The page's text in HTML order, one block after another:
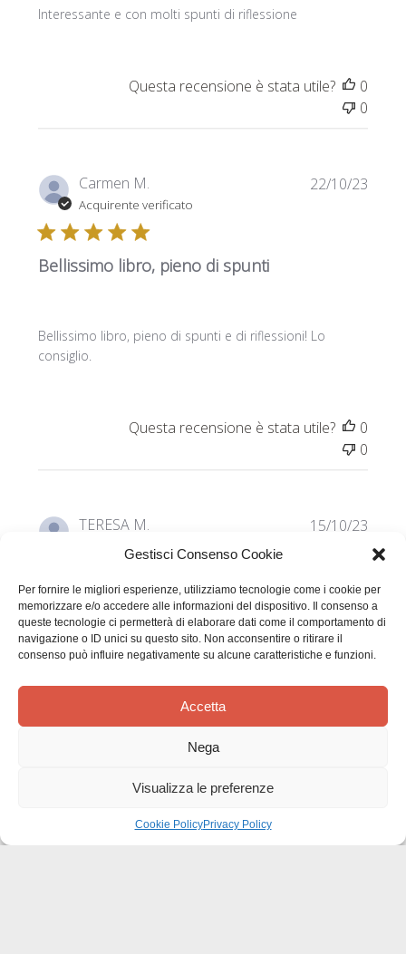
Gestisci Consenso Cookie
Per fornire le migliori esperienze, utilizziamo tecnologie come i cookie per
memorizzare e/o accedere alle informazioni del dispositivo. Il consenso a
queste tecnologie ci permetterà di elaborare dati come il comportamento di
navigazione o ID unici su questo sito. Non acconsentire o ritirare il
consenso può influire negativamente su alcune caratteristiche e funzioni.
Accetta
Nega
Visualizza le preferenze
Cookie PolicyPrivacy Policy
Interessante e con molti spunti di riflessione
Questa recensione è stata utile?
0
0
Carmen M.
Acquirente verificato
Bellissimo libro, pieno di spunti
Bellissimo libro, pieno di spunti e di riflessioni! Lo
consiglio.
22/10/23
Questa recensione è stata utile?
0
0
TERESA M.
Acquirente verificato
Un ottimo strumento per chi
catechistico e per chi è già esperto.
di
15/10/23